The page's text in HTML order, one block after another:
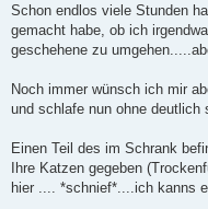
Schon endlos viele Stunden
gemacht habe, ob ich
geschehene zu
Noch immer wünsch ich mir
und schlafe nun ohne deutlich
Einen Teil des im Schrank
Ihre Katzen gegeben
hier .... *schnief*....ich kanns